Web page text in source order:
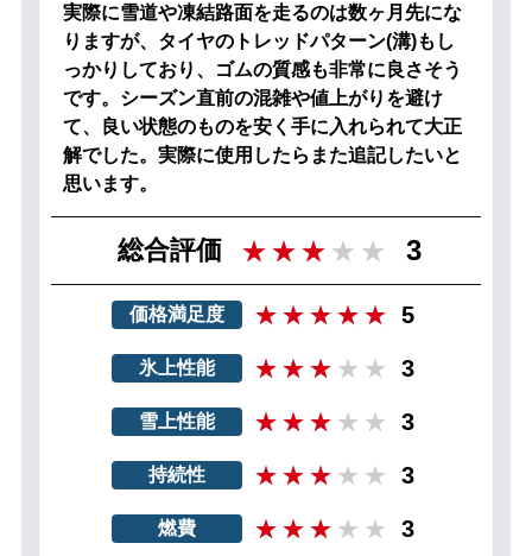
実際に雪道や凍結路面を走るのは数ヶ月先にな
りますが、タイヤのトレッドパターン(溝)もし
っかりしており、ゴムの質感も非常に良さそう
です。シーズン直前の混雑や値上がりを避け
て、良い状態のものを安く手に入れられて大正
解でした。実際に使用したらまた追記したいと
思います。
総合評価 3
価格満足度 5
氷上性能 3
雪上性能 3
持続性 3
燃費 3